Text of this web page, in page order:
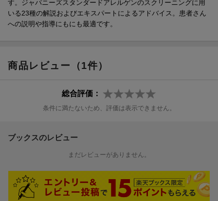
す。ジャパニーズスタンダードアレルゲンのスクリーニングに用
いる23種の解説およびエキスパートによるアドバイス。患者さん
への説明や指導にもにも最適です。
商品レビュー（1件）
総合評価：
条件に満たないため、評価は表示できません。
ブックスのレビュー
まだレビューがありません。